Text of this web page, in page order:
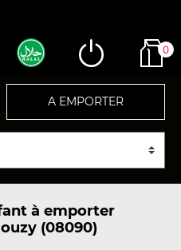
0
A EMPORTER
à emporter
(08090)